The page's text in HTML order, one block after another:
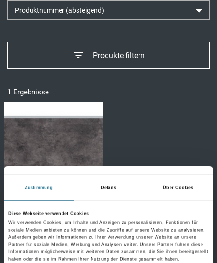
Zustimmung Details Über Cookies
Diese Webseite verwendet Cookies
Wir verwenden Cookies, um Inhalte und Anzeigen zu personalisieren, Funktionen für
soziale Medien anbieten zu können und die Zugriffe auf unsere Website zu analysieren.
Außerdem geben wir Informationen zu Ihrer Verwendung unserer Website an unsere
Partner für soziale Medien, Werbung und Analysen weiter. Unsere Partner führen diese
Informationen möglicherweise mit weiteren Daten zusammen, die Sie ihnen bereitgestellt
haben oder die sie im Rahmen Ihrer Nutzung der Dienste gesammelt haben.
Produkte filtern
1 Ergebnisse
MPlus Renowall 2027-
W5020-7032 5,0 mm 4V
Alanya 17032 375x650